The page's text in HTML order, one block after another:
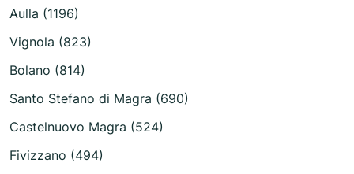
Aulla (1196)
Vignola (823)
Bolano (814)
Santo Stefano di Magra (690)
Castelnuovo Magra (524)
Fivizzano (494)